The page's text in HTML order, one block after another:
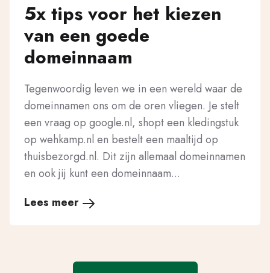
5x tips voor het kiezen
van een goede
domeinnaam
Tegenwoordig leven we in een wereld waar de
domeinnamen ons om de oren vliegen. Je stelt
een vraag op google.nl, shopt een kledingstuk
op wehkamp.nl en bestelt een maaltijd op
thuisbezorgd.nl. Dit zijn allemaal domeinnamen
en ook jij kunt een domeinnaam...
Lees meer